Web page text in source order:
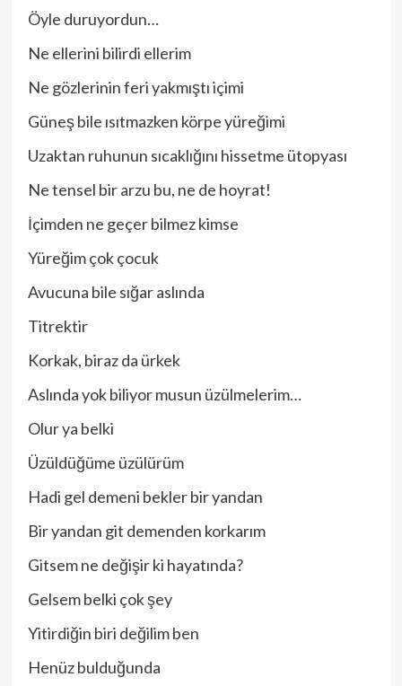
Öyle duruyordun…
Ne ellerini bilirdi ellerim
Ne gözlerinin feri yakmıştı içimi
Güneş bile ısıtmazken körpe yüreğimi
Uzaktan ruhunun sıcaklığını hissetme ütopyası
Ne tensel bir arzu bu, ne de hoyrat!
İçimden ne geçer bilmez kimse
Yüreğim çok çocuk
Avucuna bile sığar aslında
Titrektir
Korkak, biraz da ürkek
Aslında yok biliyor musun üzülmelerim…
Olur ya belki
Üzüldüğüme üzülürüm
Hadi gel demeni bekler bir yandan
Bir yandan git demenden korkarım
Gitsem ne değişir ki hayatında?
Gelsem belki çok şey
Yitirdiğin biri değilim ben
Henüz bulduğunda